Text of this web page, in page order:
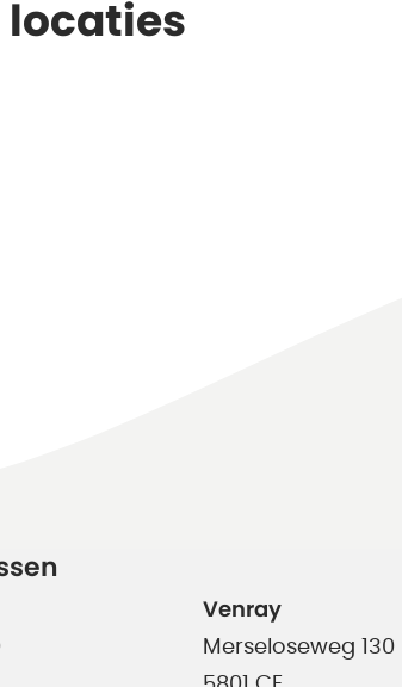
locaties
Venray
Merseloseweg 130